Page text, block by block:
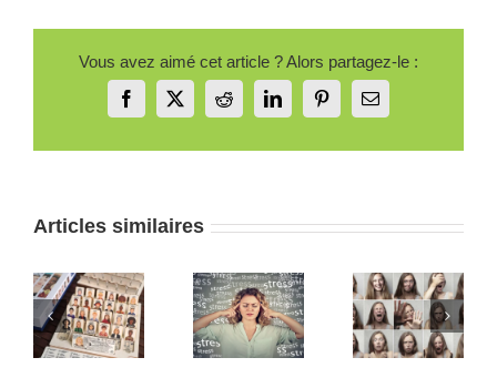
Vous avez aimé cet article ? Alors partagez-le :
Facebook
X RedditLinkedInPinterestEmail
Articles similaires
chronique
: quand le
corps
reste en
d’être soi :
quand
savoir qui
l’on est
passe trop
vite :
pourquoi
cette
impression